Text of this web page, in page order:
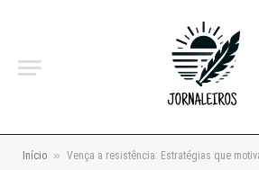
Início » Vença a resistência: Estratégias que motivam a